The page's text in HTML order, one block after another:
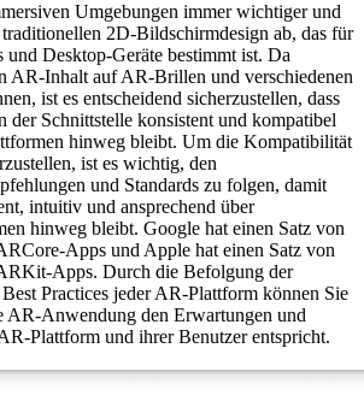
Umgebungen immer wichtiger und
2D-Bildschirmdesign ab, das für
Desktop-Geräte bestimmt ist. Da
AR-Inhalt auf AR-Brillen und verschiedenen
ist es entscheidend sicherzustellen, dass
der Schnittstelle konsistent und kompatibel
hinweg bleibt. Um die Kompatibilität
ist es wichtig, den
und Standards zu folgen, damit
intuitiv und ansprechend über
hinweg bleibt. Google hat einen Satz von
Apps und Apple hat einen Satz von
Apps. Durch die Befolgung der
Practices jeder AR-Plattform können Sie
AR-Anwendung den Erwartungen und
Plattform und ihrer Benutzer entspricht.